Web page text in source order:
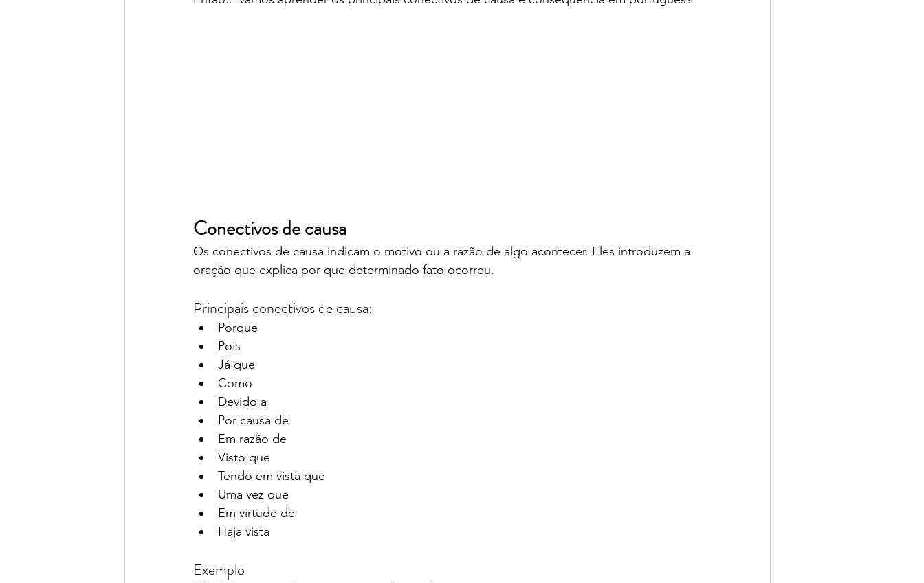
Conectivos de causa
Os conectivos de causa indicam o motivo ou a razão de algo acontecer. Eles introduzem a
oração que explica por que determinado fato ocorreu.
Principais conectivos de causa:
Porque
Pois
Já que
Como
Devido a
Por causa de
Em razão de
Visto que
Tendo em vista que
Uma vez que
Em virtude de
Haja vista
Exemplo